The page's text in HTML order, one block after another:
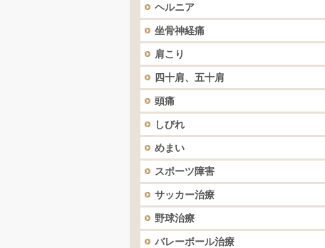
ヘルニア
坐骨神経痛
肩こり
四十肩、五十肩
頭痛
しびれ
めまい
スポーツ障害
サッカー治療
野球治療
バレーボール治療